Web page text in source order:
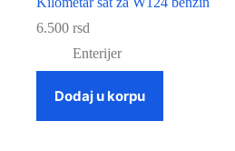
6.500 rsd
Enterijer
Dodaj u korpu